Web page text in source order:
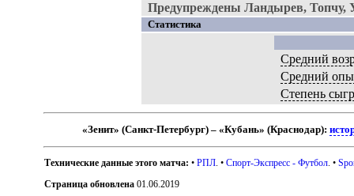
Предупреждены Ландырев, Топчу,
Статистика
Средний
Средний
Степень
«Зенит» (Санкт-Петербург) – «Кубань» (Краснодар):
Технические данные этого матча: •РПЛ . •Спорт-Экспресс - Футбол . •
Страница обновлена 01.06.2019